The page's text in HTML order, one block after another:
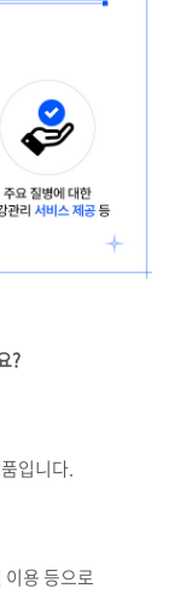
?
입니다.
용 등으로